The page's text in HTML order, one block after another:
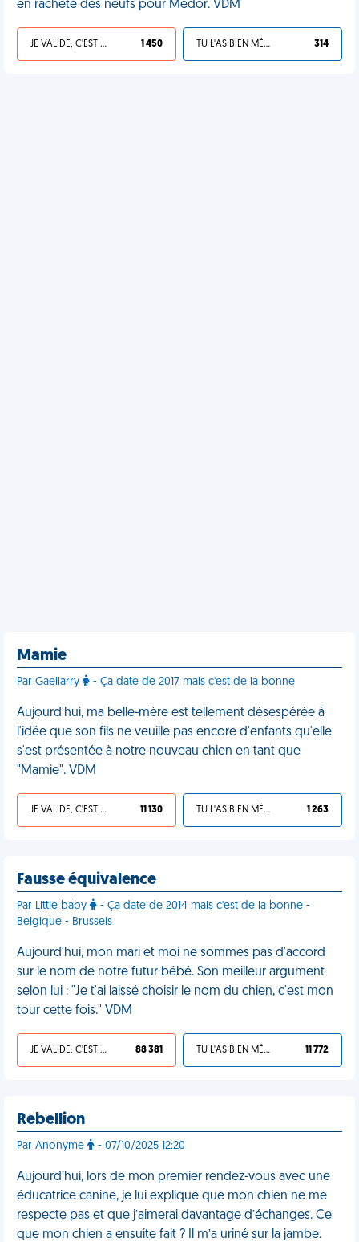
en rachète des neufs pour Médor. VDM
JE VALIDE, C'EST UNE VDM 1 450 TU L'AS BIEN MÉRITÉ 314
Mamie
Par Gaellarry - Ça date de 2017 mais c'est de la bonne
Aujourd'hui, ma belle-mère est tellement désespérée à
l'idée que son fils ne veuille pas encore d'enfants qu'elle
s'est présentée à notre nouveau chien en tant que
"Mamie". VDM
JE VALIDE, C'EST UNE VDM 11 130 TU L'AS BIEN MÉRITÉ 1 263
Fausse équivalence
Par Little baby
- Ça date de 2014 mais c'est de la bonne -
Belgique - Brussels
Aujourd'hui, mon mari et moi ne sommes pas d'accord
sur le nom de notre futur bébé. Son meilleur argument
selon lui : "Je t'ai laissé choisir le nom du chien, c'est mon
tour cette fois." VDM
JE VALIDE, C'EST UNE VDM 88 381 TU L'AS BIEN MÉRITÉ 11 772
Rebellion
Par Anonyme - 07/10/2025 12:20
Aujourd’hui, lors de mon premier rendez-vous avec une
éducatrice canine, je lui explique que mon chien ne me
respecte pas et que j’aimerai davantage d’échanges. Ce
que mon chien a ensuite fait ? Il m’a uriné sur la jambe.